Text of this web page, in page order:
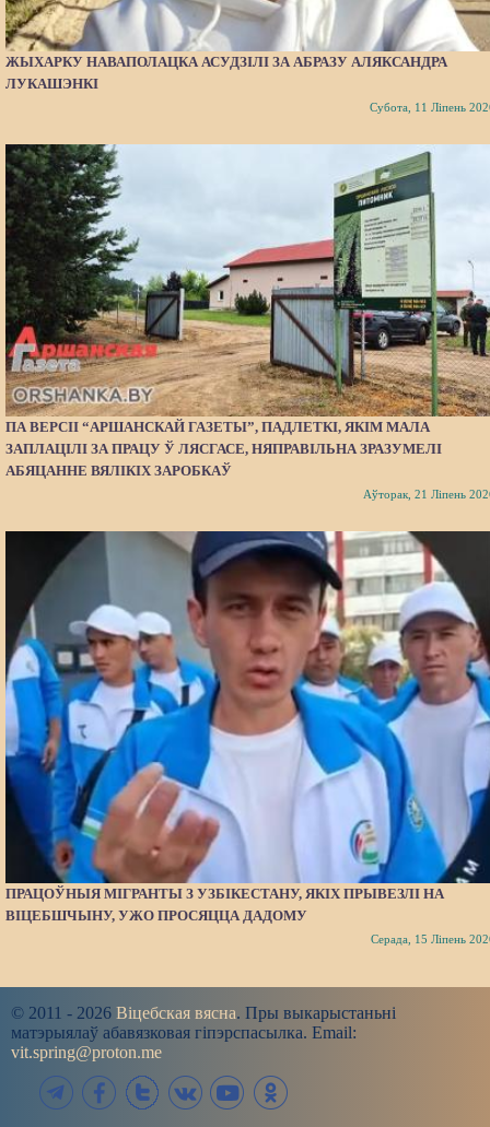
ЖЫХАРКУ НАВАПОЛАЦКА АСУДЗІЛІ ЗА АБРАЗУ АЛЯКСАНДРА
ЛУКАШЭНКІ
Субота, 11 Ліпень
ПА ВЕРСІІ “АРШАНСКАЙ ГАЗЕТЫ”, ПАДЛЕТКІ, ЯКІМ МАЛА
ЗАПЛАЦІЛІ ЗА ПРАЦУ Ў ЛЯСГАСЕ, НЯПРАВІЛЬНА ЗРАЗУМЕЛІ
АБЯЦАННЕ ВЯЛІКІХ ЗАРОБКАЎ
Аўторак, 21 Ліпень
ПРАЦОЎНЫЯ МІГРАНТЫ З УЗБІКЕСТАНУ, ЯКІХ ПРЫВЕЗЛІ НА
ВІЦЕБШЧЫНУ, УЖО ПРОСЯЦЦА ДАДОМУ
Серада, 15 Ліпень
© 2011 - 2026 Віцебская вясна. Пры выкарыстаньні
матэрыялаў абавязковая гіпэрспасылка. Email:
vit.spring@proton.me